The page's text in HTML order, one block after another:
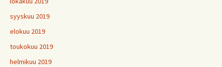
syyskuu 2019
elokuu 2019
toukokuu 2019
helmikuu 2019